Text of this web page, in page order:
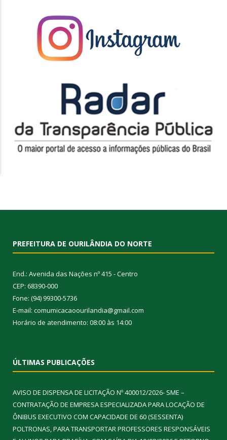
PREFEITURA DE OURILÂNDIA DO NORTE
End.: Avenida das Nações nº 415 - Centro
CEP: 68390-000
Fone: (94) 99300-5736
E-mail: comumicacaoourilandia@gmail.com
Horário de atendimento: 08:00 às 14:00
ÚLTIMAS PUBLICAÇÕES
AVISO DE DISPENSA DE LICITAÇÃO Nº 400012/2026- SME –
CONTRATAÇÃO DE EMPRESA ESPECIALIZADA PARA LOCAÇÃO DE
ÔNIBUS EXECUTIVO COM CAPACIDADE DE 60 (SESSENTA)
POLTRONAS, PARA TRANSPORTAR PROFESSORES RESPONSÁVEIS